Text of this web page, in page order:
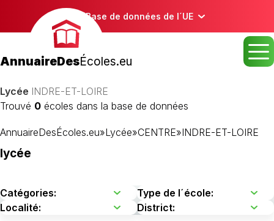
Base de données de l´UE
AnnuaireDesÉcoles.eu
Lycée INDRE-ET-LOIRE
Trouvé 0 écoles dans la base de données
AnnuaireDesÉcoles.eu»Lycée»CENTRE»INDRE-ET-LOIRE
lycée